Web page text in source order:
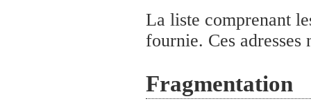
La liste comprenant
fournie. Ces adresses
Fragmentation